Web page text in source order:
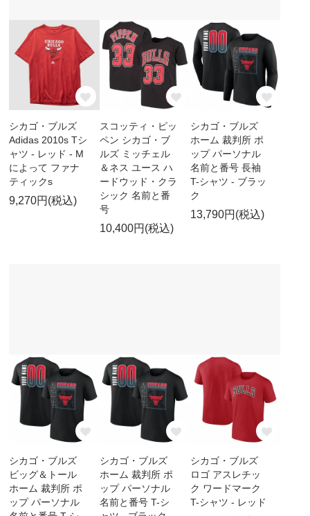
シカゴ・ブルズ
Adidas 2010s Tシ
ャツ - レッド - M
によって ファナ
ティックs
9,270円(税込)
スコッティ・ピッ
ペン シカゴ・ブ
ルズ ミッチェル
＆ネス ユース ハ
ードウッド・クラ
シック 名前と番
号
10,400円(税込)
シカゴ・ブルズ
ホーム 裁判所 ポ
ップ パーソナル
名前と番号 長袖
T-シャツ - ブラッ
ク
13,790円(税込)
シカゴ・ブルズ
ビッグ＆トール
ホーム 裁判所 ポ
ップ パーソナル
シカゴ・ブルズ
ホーム 裁判所 ポ
ップ パーソナル
名前と番号 T-シ
シカゴ・ブルズ
ロゴ アスレチッ
ク ワードマーク
T-シャツ - レッド